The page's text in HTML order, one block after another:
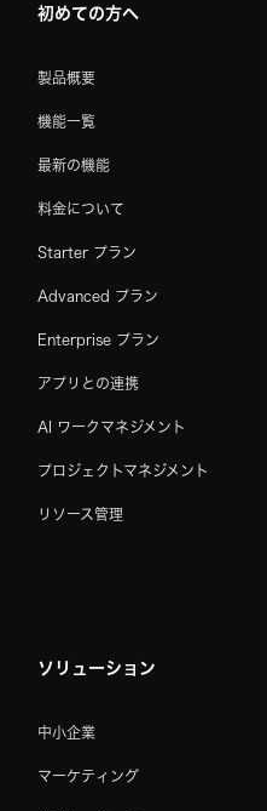
初めての方へ
製品概要
機能一覧
最新の機能
料金について
Starter プラン
Advanced プラン
Enterprise プラン
アプリとの連携
AI ワークマネジメント
プロジェクトマネジメント
リソース管理
ソリューション
中小企業
マーケティング